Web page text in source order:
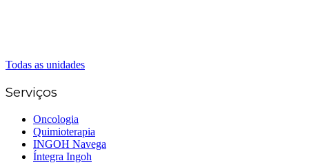
Todas as unidades
Serviços
Oncologia
Quimioterapia
INGOH Navega
Íntegra Ingoh